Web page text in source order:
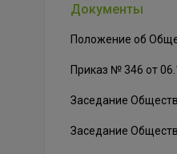
Документы
Положение об
Приказ № 346 от
Заседание
Заседание